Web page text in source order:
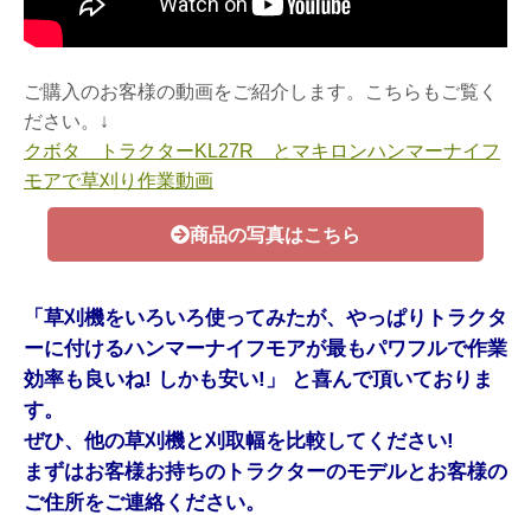
ご購入のお客様の動画をご紹介します。こちらもご覧く
ださい。↓
クボタ トラクターKL27R とマキロンハンマーナイフ
モアで草刈り作業動画
商品の写真はこちら
「草刈機をいろいろ使ってみたが、やっぱりトラクタ
ーに付けるハンマーナイフモアが最もパワフルで作業
効率も良いね! しかも安い!」 と喜んで頂いておりま
す。
ぜひ、他の草刈機と刈取幅を比較してください!
まずはお客様お持ちのトラクターのモデルとお客様の
ご住所をご連絡ください。